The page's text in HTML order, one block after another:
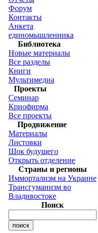
Форум
Контакты
Анкета
единомышленника
Библиотека
Новые материалы
Все разделы
Книги
Мультимедиа
Проекты
Семинар
Криофирма
Все проекты
Продвижение
Материалы
Листовки
Шок будущего
Открыть отделение
Страны и регионы
Иммортализм на Украине
Трансгуманизм во
Владивостоке
Поиск